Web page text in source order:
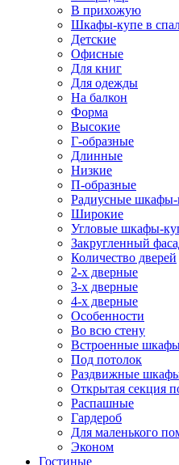
В прихожую
Шкафы-купе в
Детские
Офисные
Для книг
Для одежды
На балкон
Форма
Высокие
Г-образные
Длинные
Низкие
П-образные
Радиусные шкафы-
Широкие
Угловые шкафы-
Закругленный
Количество дверей
2-х дверные
3-х дверные
4-х дверные
Особенности
Во всю стену
Встроенные
Под потолок
Раздвижные
Открытая секция
Распашные
Гардероб
Для маленького
Эконом
Гостиные